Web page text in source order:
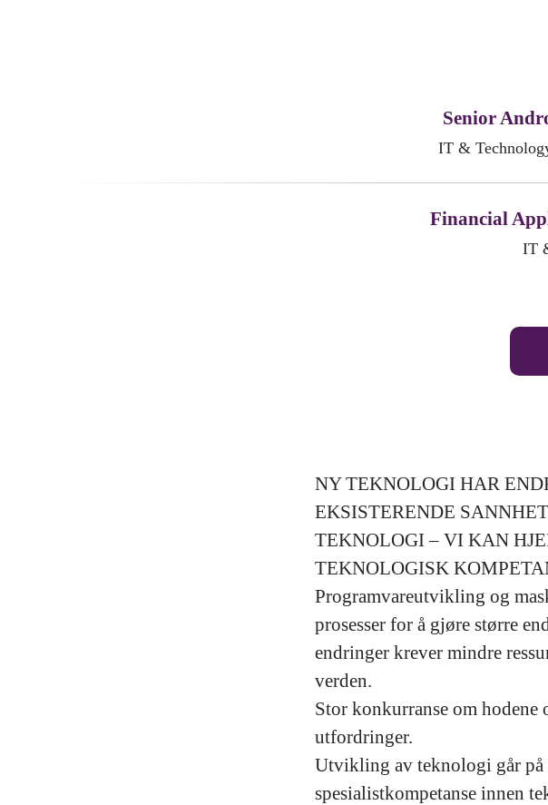
Senior
IT &
Financial
IT
NY TEKNOLOGI HAR
EKSISTERENDE
TEKNOLOGI – VI KAN
TEKNOLOGISK
Programvareutvikling og
prosesser for å gjøre større
endringer krever mindre
verden.
Stor konkurranse om hodene
utfordringer.
Utvikling av teknologi går på
spesialistkompetanse innen